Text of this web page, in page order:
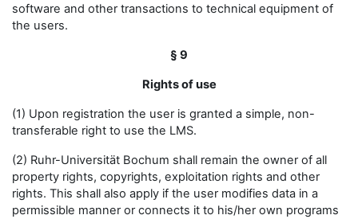
software and other transactions to technical equipment of
the users.
§ 9
Rights of use
(1) Upon registration the user is granted a simple, non-
transferable right to use the LMS.
(2) Ruhr-Universität Bochum shall remain the owner of all
property rights, copyrights, exploitation rights and other
rights. This shall also apply if the user modifies data in a
permissible manner or connects it to his/her own programs